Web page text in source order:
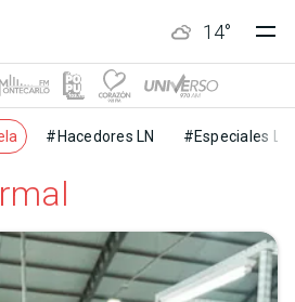
14°
#Hacedores LN #Especiales LN